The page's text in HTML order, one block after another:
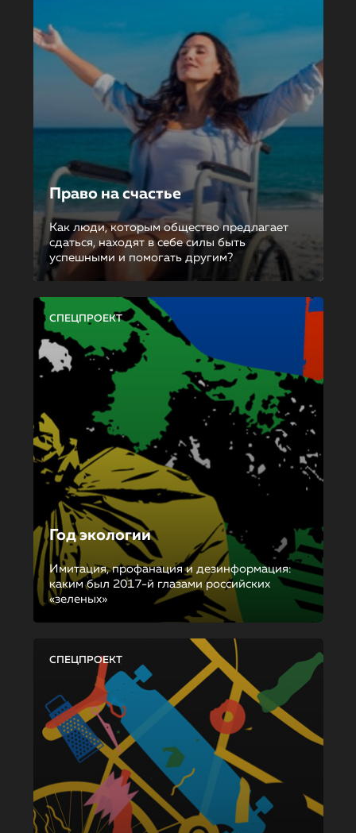
Право на счастье
Как люди, которым общество предлагает
сдаться, находят в себе силы быть
успешными и помогать другим?
СПЕЦПРОЕКТ
Год экологии
Имитация, профанация и дезинформация:
каким был 2017-й глазами российских
«зеленых»
СПЕЦПРОЕКТ